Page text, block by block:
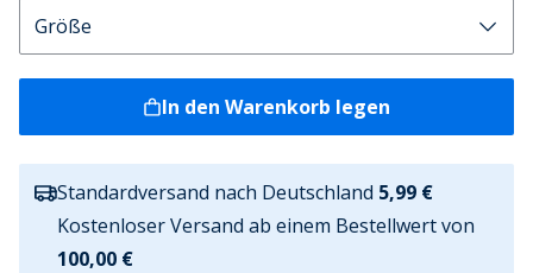
In den Warenkorb legen
Standardversand nach Deutschland 5,99 €
Kostenloser Versand ab einem Bestellwert von
100,00 €